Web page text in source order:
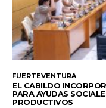
FUERTEVENTURA
EL CABILDO
PARA AYUDAS
PRODUCTIVOS